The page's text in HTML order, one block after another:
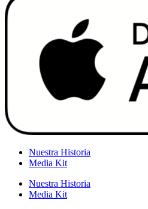
Nuestra Historia
Media Kit
Nuestra Historia
Media Kit